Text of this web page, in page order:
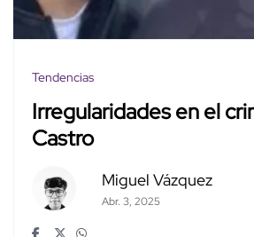
Tendencias
Irregularidades en el
Castro
Miguel Vázquez
Abr. 3, 2025